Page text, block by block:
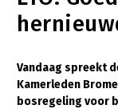
Goed eten
Mooi groen
Sterk
Transitiepaden
Vandaag spreekt
Kamerleden
bosregeling voor